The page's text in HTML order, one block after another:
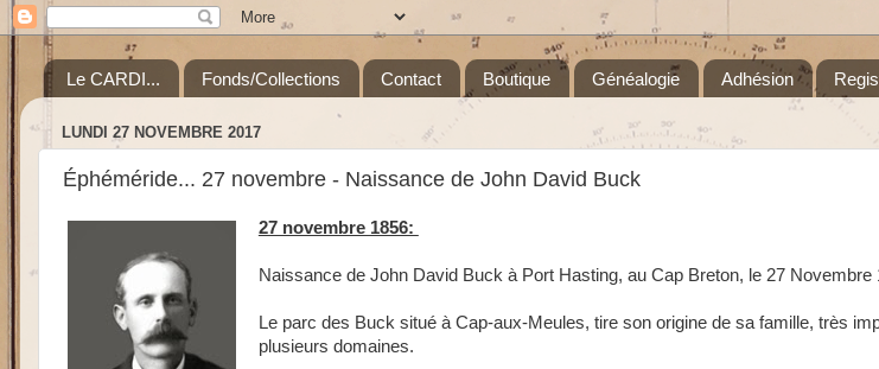
Le CARDI... Fonds/Collections Contact Boutique Généalogie Adhésion
LUNDI 27 NOVEMBRE 2017
Éphéméride... 27 novembre - Naissance de John David Buck
27 novembre 1856:
Naissance de John David Buck à Port Hasting, au Cap Breton, le 27 Novembre
Le parc des Buck situé à Cap-aux-Meules, tire son origine de sa famille, très
plusieurs domaines.